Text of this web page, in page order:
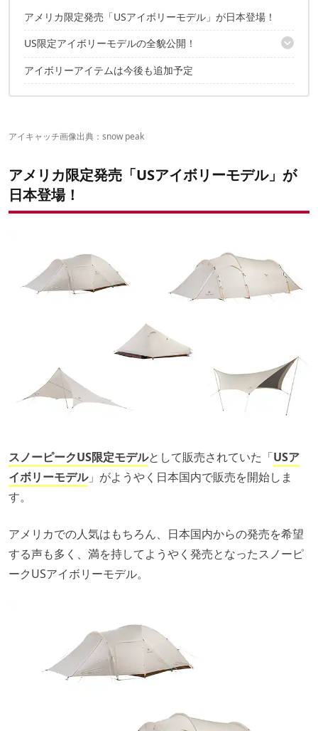
アメリカ限定発売「USアイボリーモデル」が日本登場！
US限定アイボリーモデルの全貌公開！
アメニティドーム M アイボリー
TAKIBIタープ ヘキサ Mセット
アイボリーアイテムは今後も追加予定
アイキャッチ画像出典： snow peak
アメリカ限定発売「USアイボリーモデル」が
日本登場！
スノーピークUS限定モデルとして販売されていた「USア
イボリーモデル」がようやく日本国内で販売を開始しま
す。
アメリカでの人気はもちろん、日本国内からの発売を希望
する声も多く、満を持してようやく発売となったスノーピ
ークUSアイボリーモデル。